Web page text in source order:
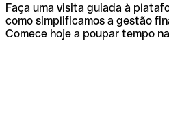
Faça uma visita guiada à
como simplificamos a gestão
Comece hoje a poupar tempo